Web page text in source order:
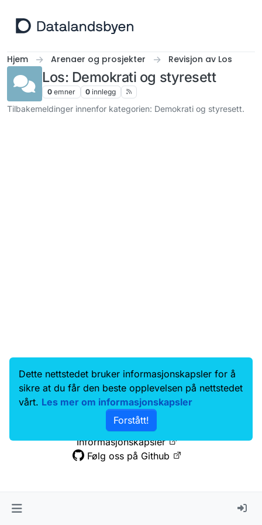
Hjem Arenaer og prosjekter Revisjon av Los
Los: Demokrati og styresett
0 emner 0 innlegg
Tilbakemeldinger innenfor kategorien: Demokrati og styresett.
Data.norge.no
Kontakt oss
Samtykke og brukervilkår
Tilgjengelighetserklæring
Personvernerklæring
Informasjonskapsler
Følg oss på Github
Dette nettstedet bruker informasjonskapsler for å
sikre at du får den beste opplevelsen på nettstedet
vårt. Les mer om informasjonskapsler
Forstått!